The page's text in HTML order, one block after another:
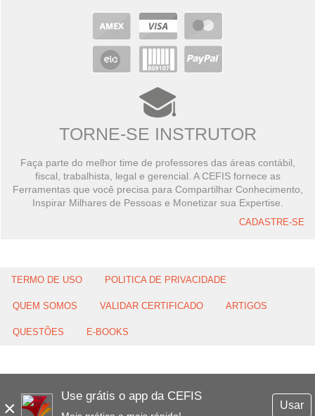
×
Use grátis o app da CEFIS
Usar
TORNE-SE INSTRUTOR
Faça parte do melhor time de professores das áreas contábil,
fiscal, trabalhista, legal e gerencial. A CEFIS fornece as
Ferramentas que você precisa para Compartilhar Conhecimento,
Inspirar Milhares de Pessoas e Monetizar sua Expertise.
CADASTRE-SE
TERMO DE USO POLITICA DE PRIVACIDADE
QUEM SOMOS VALIDAR CERTIFICADO ARTIGOS
QUESTÕES E-BOOKS